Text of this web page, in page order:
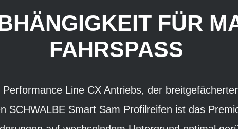
FÜR
FAHRSPASS
Line CX Antriebs, der
SCHWALBE Smart Sam Profilreifen ist das